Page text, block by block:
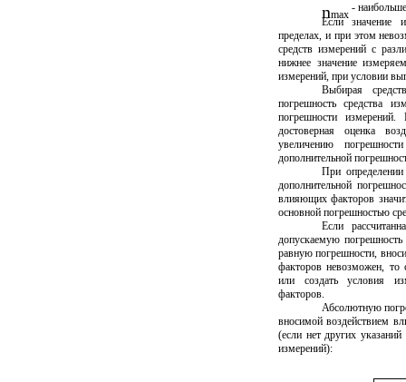
nmax
-
Если значение
пределах, и при этом
средств измерений с
нижнее значение
измерений, при условии
Выбирая
погрешность средства
погрешности
достоверная оценка
увеличению
дополнительной
При
дополнительной
влияющих факторов
основной погрешностью
Если
допускаемую
равную погрешности,
факторов невозможен, то
или создать условия
факторов.
Абсолютную
вносимой воздействием
(если нет других
измерений):